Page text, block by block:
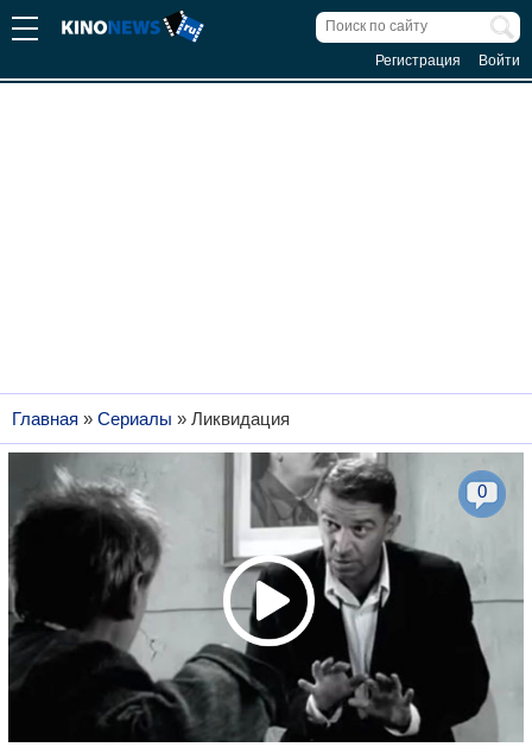
Регистрация Войти
Главная » Сериалы » Ликвидация
0